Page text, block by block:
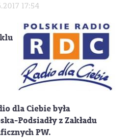
17:54
dla Ciebie była
Podsiadły z Zakładu
PW.